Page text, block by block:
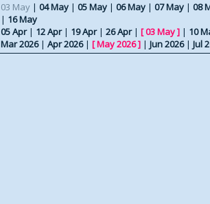
03 May | 04 May | 05 May | 06 May | 07 May | 08
| 16 May
05 Apr| 12 Apr| 19 Apr| 26 Apr| [03 May] | 10
Mar 2026| Apr 2026| [May 2026] | Jun 2026| Jul